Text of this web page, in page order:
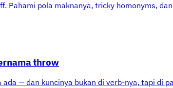
Pahami pola maknanya, tricky homonyms,
throw
— dan kuncinya bukan di verb-nya, tapi di